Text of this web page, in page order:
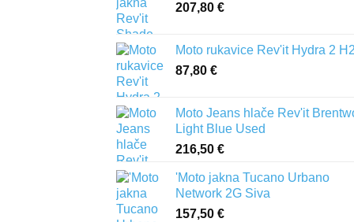
207,80 €
Moto rukavice Rev'it Hydra 2
87,80 €
Moto Jeans hlače Rev'it
Light Blue Used
216,50 €
'Moto jakna Tucano Urbano
Network 2G Siva
157,50 €